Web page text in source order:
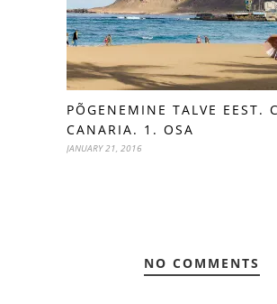
PÕGENEMINE TALVE EEST.
CANARIA. 1. OSA
JANUARY 21, 2016
NO COMMENTS